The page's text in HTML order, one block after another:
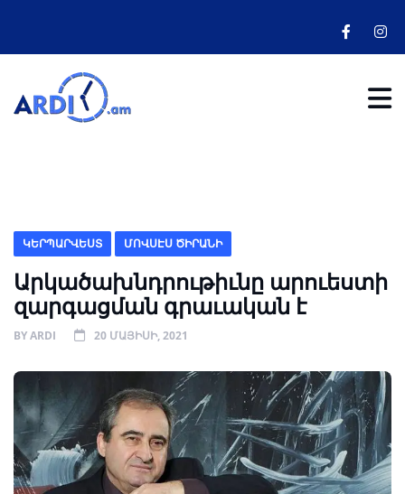
ԿԵՐՊԱՐՎԵՍՏ ՄՈՎՍԷՍ ԾԻՐԱՆԻ
Արկածախնդրութիւնը արուեստի
զարգացման գրաւական է
BYARDI 20 ՄԱՅԻՍԻ, 2021